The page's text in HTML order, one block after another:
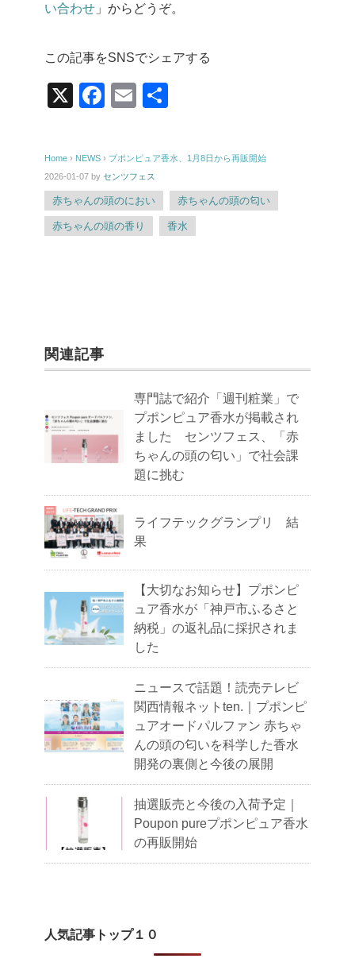
い合わせ 」からどうぞ。
この記事をSNSでシェアする
X
F
c
e
b
o
E
Home › NEWS › プポンピュア香水、1月8日から再販開始
2026-01-07 by センツフェス
赤ちゃんの頭のにおい 赤ちゃんの頭の匂い
赤ちゃんの頭の香り 香水
関連記事
専門誌で紹介「週刊粧業」で
プポンピュア香水が掲載され
ました センツフェス、「赤
ちゃんの頭の匂い」で社会課
題に挑む
ライフテックグランプリ 結
果
【大切なお知らせ】プポンピ
ュア香水が「神戸市ふるさと
納税」の返礼品に採択されま
した
ニュースで話題！読売テレビ
関西情報ネットten.｜プポンピ
ュアオードパルファン 赤ちゃ
んの頭の匂いを科学した香水
開発の裏側と今後の展開
抽選販売と今後の入荷予定｜
Poupon pureプポンピュア香水
の再販開始
人気記事トップ１０